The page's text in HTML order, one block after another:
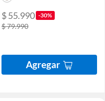
$ 55.990 -30%
$ 79.990
Agregar